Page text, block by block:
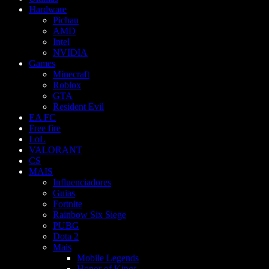
Hardware
Pichau
AMD
Intel
NVIDIA
Games
Minecraft
Roblox
GTA
Resident Evil
EA FC
Free fire
LoL
VALORANT
CS
MAIS
Influenciadores
Guias
Fortnite
Rainbow Six Siege
PUBG
Dota 2
Mais
Mobile Legends